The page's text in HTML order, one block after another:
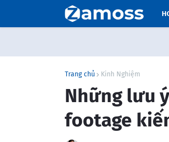
Trang chủ Kinh Nghiệm
Những lưu
footage